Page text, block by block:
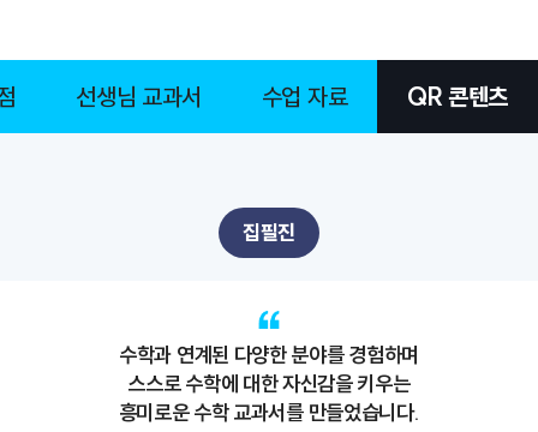
선생님 교과서 수업 자료 QR 콘텐츠
집필진
수학과 연계된 다양한 분야를 경험하며
스스로 수학에 대한 자신감을 키우는
흥미로운 수학 교과서를 만들었습니다.